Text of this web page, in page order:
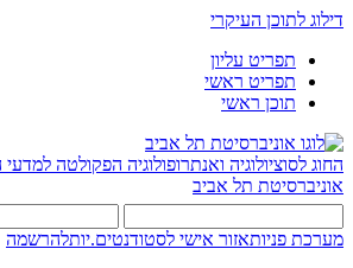
דילוג לתוכן העיקרי
תפריט עליון
תפריט ראשי
תוכן ראשי
החוג לסוציולוגיה ואנתרופולוגיה הפקולטה
אוניברסיטת תל אביב
מערכת פניותאזור אישי לסטודנטים.יותלהרשמה